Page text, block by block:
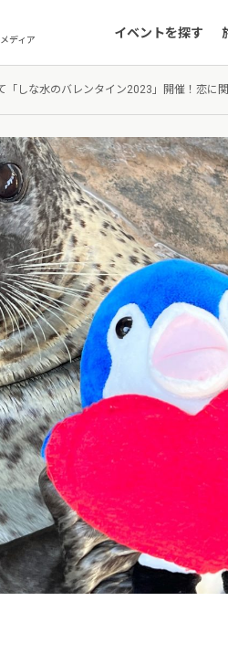
ディア イベントを探す
「しな水のバレンタイン2023」開催！恋に